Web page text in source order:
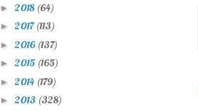
► 2018 (64)
► 2017(113)
► 2016 (137)
► 2015 (165)
► 2014 (179)
► 2013 (328)